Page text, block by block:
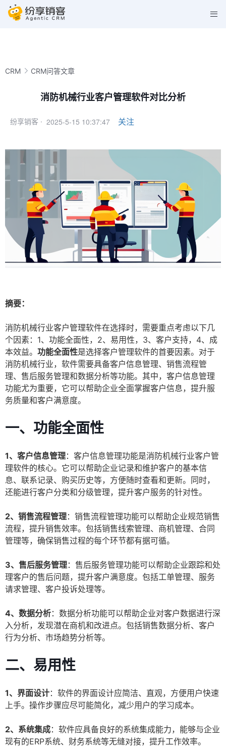
CRM CRM问答文章
消防机械行业客户管理软件对比分析
纷享销客 · 2025-5-15 10:37:47 关注
摘要：
消防机械行业客户管理软件在选择时，需要重点考虑以下几
个因素：1、功能全面性，2、易用性，3、客户支持，4、成
本效益。 功能全面性是选择客户管理软件的首要因素。对于
消防机械行业，软件需要具备客户信息管理、销售流程管
理、售后服务管理和数据分析等功能。其中，客户信息管理
功能尤为重要，它可以帮助企业全面掌握客户信息，提升服
务质量和客户满意度。
一、功能全面性
1、客户信息管理：客户信息管理功能是消防机械行业客户管
理软件的核心。它可以帮助企业记录和维护客户的基本信
息、联系记录、购买历史等，方便随时查看和更新。同时，
还能进行客户分类和分级管理，提升客户服务的针对性。
2、销售流程管理：销售流程管理功能可以帮助企业规范销售
流程，提升销售效率。包括销售线索管理、商机管理、合同
管理等，确保销售过程的每个环节都有据可循。
3、售后服务管理：售后服务管理功能可以帮助企业跟踪和处
理客户的售后问题，提升客户满意度。包括工单管理、服务
请求管理、客户投诉处理等。
4、数据分析：数据分析功能可以帮助企业对客户数据进行深
入分析，发现潜在商机和改进点。包括销售数据分析、客户
行为分析、市场趋势分析等。
二、易用性
1、界面设计：软件的界面设计应简洁、直观，方便用户快速
上手。操作步骤应尽可能简化，减少用户的学习成本。
2、系统集成：软件应具备良好的系统集成能力，能够与企业
现有的ERP系统、财务系统等无缝对接，提升工作效率。